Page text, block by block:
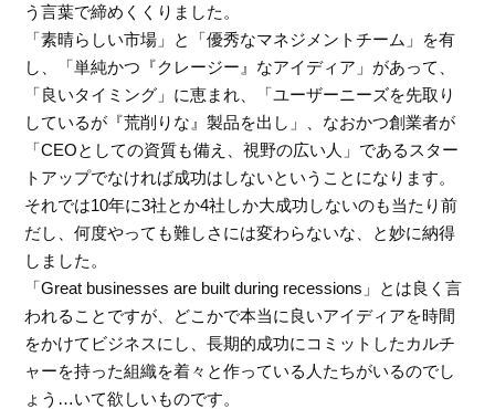
う言葉で締めくくりました。
「素晴らしい市場」と「優秀なマネジメントチーム」を有
し、「単純かつ『クレージー』なアイディア」があって、
「良いタイミング」に恵まれ、「ユーザーニーズを先取り
しているが『荒削りな』製品を出し」、なおかつ創業者が
「CEOとしての資質も備え、視野の広い人」であるスター
トアップでなければ成功はしないということになります。
それでは10年に3社とか4社しか大成功しないのも当たり前
だし、何度やっても難しさには変わらないな、と妙に納得
しました。
「Great businesses are built during recessions」とは良く言
われることですが、どこかで本当に良いアイディアを時間
をかけてビジネスにし、長期的成功にコミットしたカルチ
ャーを持った組織を着々と作っている人たちがいるのでし
ょう…いて欲しいものです。